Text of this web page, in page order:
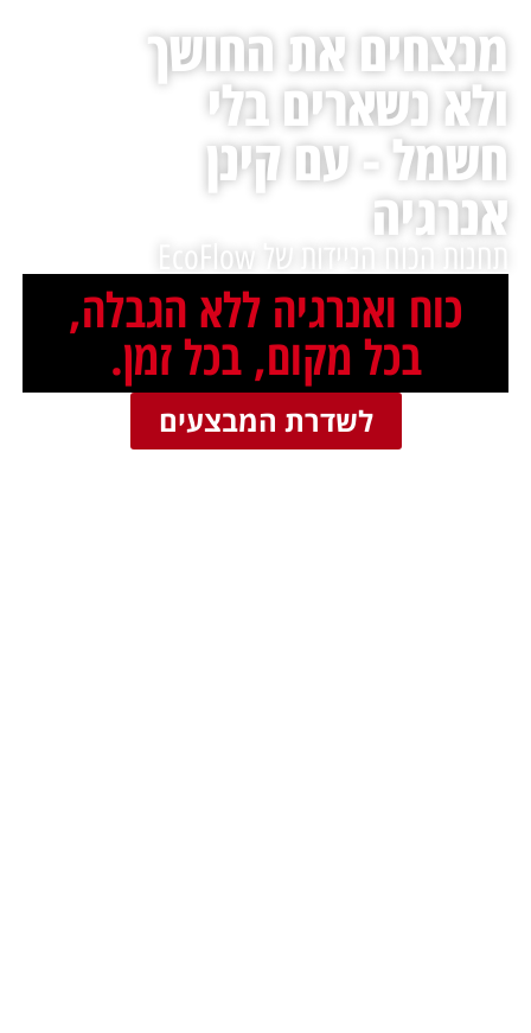
מנצחים את החושך
ולא נשארים בלי
חשמל - עם קינן
אנרגיה
תחנות הכוח הניידות של EcoFlow
כוח ואנרגיה ללא הגבלה,
בכל מקום, בכל זמן.
לשדרת המבצעים